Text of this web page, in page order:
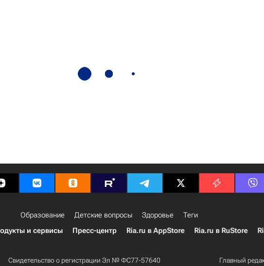
Образование Детские вопросы Здоровье
Теги
и сервисы Пресс-центр Ria.ru в AppStore Ria.ru в RuStore
Свидетельство о регистрации Эл № ФС77-57640 Главный